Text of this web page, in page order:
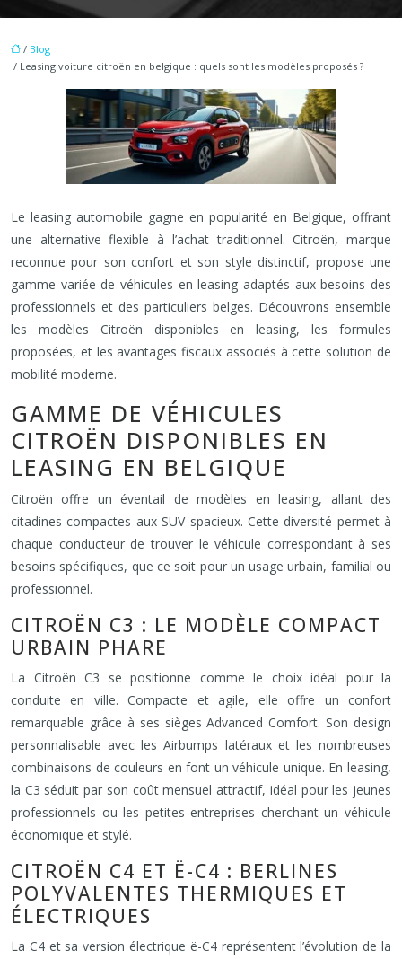
/ Blog
/ Leasing voiture citroën en belgique : quels sont les modèles proposés ?
Le leasing automobile gagne en popularité en Belgique, offrant
une alternative flexible à l’achat traditionnel. Citroën, marque
reconnue pour son confort et son style distinctif, propose une
gamme variée de véhicules en leasing adaptés aux besoins des
professionnels et des particuliers belges. Découvrons ensemble
les modèles Citroën disponibles en leasing, les formules
proposées, et les avantages fiscaux associés à cette solution de
mobilité moderne.
GAMME DE VÉHICULES
CITROËN DISPONIBLES EN
LEASING EN BELGIQUE
Citroën offre un éventail de modèles en leasing, allant des
citadines compactes aux SUV spacieux. Cette diversité permet à
chaque conducteur de trouver le véhicule correspondant à ses
besoins spécifiques, que ce soit pour un usage urbain, familial ou
professionnel.
CITROËN C3 : LE MODÈLE COMPACT
URBAIN PHARE
La Citroën C3 se positionne comme le choix idéal pour la
conduite en ville. Compacte et agile, elle offre un confort
remarquable grâce à ses sièges Advanced Comfort. Son design
personnalisable avec les Airbumps latéraux et les nombreuses
combinaisons de couleurs en font un véhicule unique. En leasing,
la C3 séduit par son coût mensuel attractif, idéal pour les jeunes
professionnels ou les petites entreprises cherchant un véhicule
économique et stylé.
CITROËN C4 ET Ë-C4 : BERLINES
POLYVALENTES THERMIQUES ET
ÉLECTRIQUES
La C4 et sa version électrique ë-C4 représentent l’évolution de la